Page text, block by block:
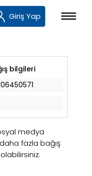
Giriş Yap
bilgileri
medya
fazla bağış